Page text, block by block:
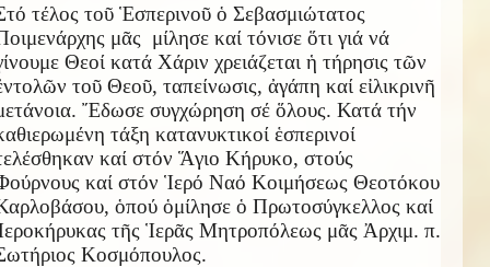
τέλος τοῦ Ἑσπερινοῦ ὁ Σεβασμιώτατος
μᾶς μίλησε καί τόνισε ὅτι γιά νά
Θεοί κατά Χάριν χρειάζεται ἡ τήρησις τῶν
ντολῶν τοῦ Θεοῦ, ταπείνωσις, ἀγάπη καί εἰλικρινῆ
Ἔδωσε συγχώρηση σέ ὅλους. Κατά τήν
τάξη κατανυκτικοί ἑσπερινοί
καί στόν Ἅγιο Κήρυκο, στούς
καί στόν Ἱερό Ναό Κοιμήσεως Θεοτόκου
ὁπού ὁμίλησε ὁ Πρωτοσύγκελλος καί
εροκήρυκας τῆς Ἱερᾶς Μητροπόλεως μᾶς Ἀρχιμ. π.
Κοσμόπουλος.